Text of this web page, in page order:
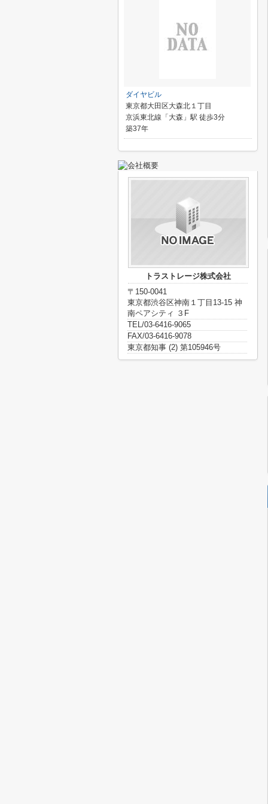
ダイヤビル
東京都大田区大森北１丁目
京浜東北線「大森」駅 徒歩3分
築37年
トラストレージ株式会社
〒150-0041
東京都渋谷区神南１丁目13-15 神
南ペアシティ ３F
TEL/03-6416-9065
FAX/03-6416-9078
東京都知事 (2) 第105946号